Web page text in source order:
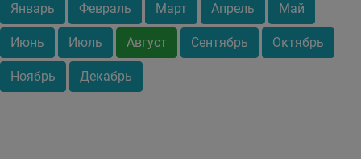
Январь Февраль Март Апрель Май
Июнь Июль Август Сентябрь Октябрь
Ноябрь Декабрь